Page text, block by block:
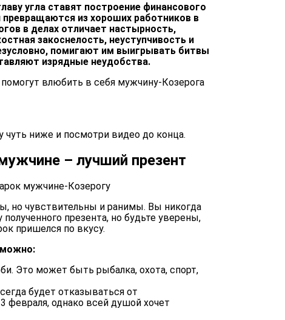
угла ставят построение финансового
превращаются из хороших работников в
в делах отличает настырность,
закоснелость, неуступчивость и
помигают им выигрывать битвы
изрядные неудобства.
помогут влюбить в себя мужчину-Козерога
ниже и посмотри видео до конца.
– лучший презент
мужчине-Козерогу
но чувствительны и ранимы. Вы никогда
презента, но будьте уверены,
пришелся по вкусу.
можно:
. Это может быть рыбалка, охота, спорт,
будет отказываться от
февраля, однако всей душой хочет